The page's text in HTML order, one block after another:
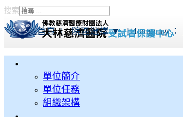
搜索
Type 2 or more characters
for results.
本院首頁 |院區選擇 ▼|Language：
單位簡介
單位任務
組織架構